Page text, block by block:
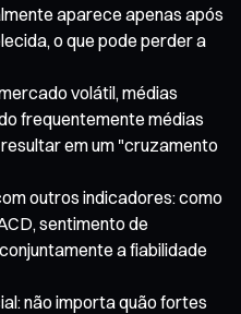
aparece apenas após
o que pode perder a
volátil, médias
frequentemente médias
em um "cruzamento
outros indicadores: como
sentimento de
a fiabilidade
não importa quão fortes